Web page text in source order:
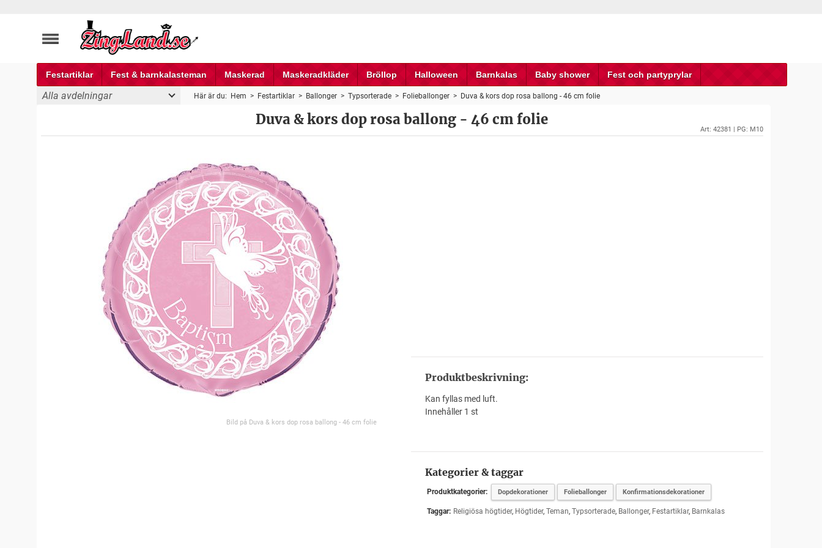
Festartiklar Fest & barnkalasteman Maskerad Maskeradkläder Bröllop Halloween Barnkalas Baby shower Fest och partyprylar
Alla avdelningar Här är du: Hem > Festartiklar> Ballonger> Typsorterade> Folieballonger> Duva & kors dop rosa ballong - 46 cm folie
Duva & kors dop rosa ballong - 46 cm folie
Art: 42381 | PG: M10
Bild på Duva & kors dop rosa ballong - 46 cm folie
Produktbeskrivning:
Kan fyllas med luft.
Innehåller 1 st
Kategorier & taggar
Produktkategorier: Dopdekorationer Folieballonger Konfirmationsdekorationer
Taggar: Religiösa högtider, Högtider, Teman, Typsorterade, Ballonger, Festartiklar, Barnkalas